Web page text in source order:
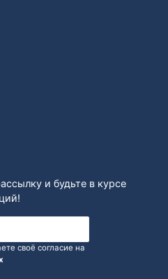
и будьте в курсе
своё согласие на